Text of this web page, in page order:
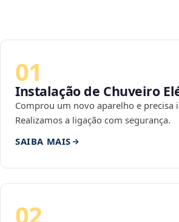
01
Instalação de Chuveiro
Comprou um novo aparelho e precisa
Realizamos a ligação com segurança.
SAIBA MAIS
02